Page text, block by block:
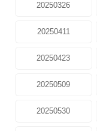
20250326
20250411
20250423
20250509
20250530